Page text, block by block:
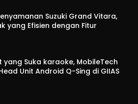
Suzuki Grand Vitara,
yang Efisien dengan Fitur
yang Suka karaoke, MobileTech
Unit Android Q-Sing di GIIAS